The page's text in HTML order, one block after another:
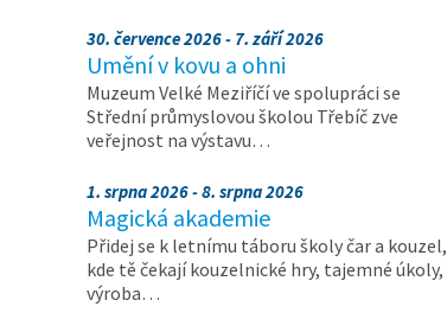
30. července 2026 - 7. září 2026
Umění v kovu a ohni
Muzeum Velké Meziříčí ve spolupráci se
Střední průmyslovou školou Třebíč zve
veřejnost na výstavu…
1. srpna 2026 - 8. srpna 2026
Magická akademie
Přidej se k letnímu táboru školy čar a kouzel,
kde tě čekají kouzelnické hry, tajemné úkoly,
výroba…